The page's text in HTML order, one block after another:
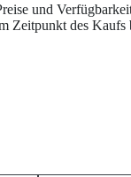
und
Zeitpunkt des